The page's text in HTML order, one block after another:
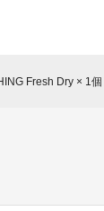
Fresh Dry × 1個